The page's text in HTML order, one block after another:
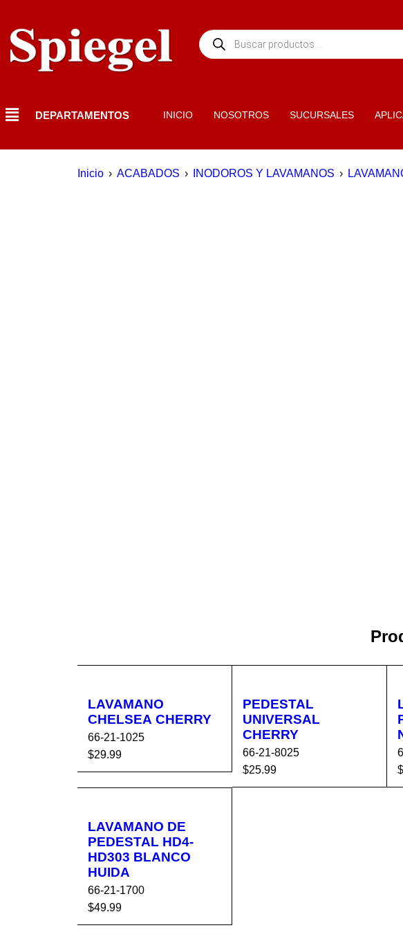
DEPARTAMENTOS INICIO NOSOTROS SUCURSALES
Inicio › ACABADOS › INODOROS Y LAVAMANOS ›
LAVAMANO
CHELSEA CHERRY
66-21-1025
$29.99
AÑADIR AL CA
VISTA
PEDESTAL
UNIVERSAL
CHERRY
66-21-8025
$25.99
AÑADIR AL CA
VISTA
LAVAMANO DE
PEDESTAL HD4-
HD303 BLANCO
HUIDA
66-21-1700
$49.99
AÑADIR AL CA
VISTA